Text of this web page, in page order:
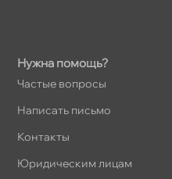
Нужна помощь?
Частые вопросы
Написать письмо
Контакты
Юридическим лицам